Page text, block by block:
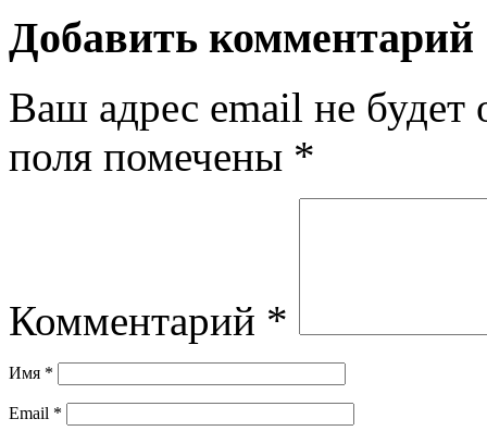
Добавить комментарий
Ваш адрес email не будет
поля помечены *
Комментарий *
Имя *
Email *